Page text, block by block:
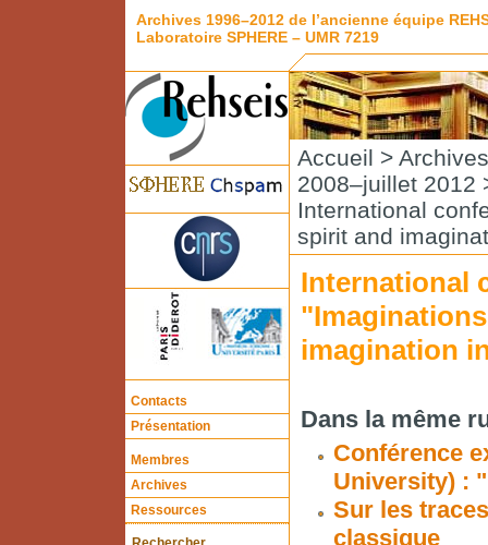
Archives 1996–2012 de l’ancienne équipe
Laboratoire SPHERE – UMR 7219
Contacts
Présentation
Membres
Archives
Ressources
Accueil > Archives
2008–juillet 2012
International
spirit and
International
imagination
Dans la même
Conférence
University) :
Sur les
classique